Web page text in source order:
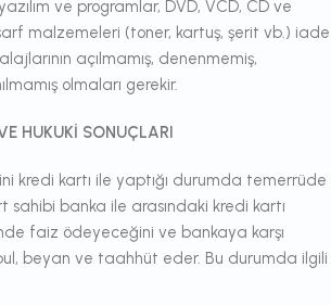
ve programlar, DVD, VCD, CD ve
malzemeleri (toner, kartuş, şerit vb.) iade
açılmamış, denenmemiş,
olmaları gerekir.
HUKUKİ SONUÇLARI
kredi kartı ile yaptığı durumda temerrüde
sahibi banka ile arasındaki kredi kartı
faiz ödeyeceğini ve bankaya karşı
beyan ve taahhüt eder. Bu durumda ilgili